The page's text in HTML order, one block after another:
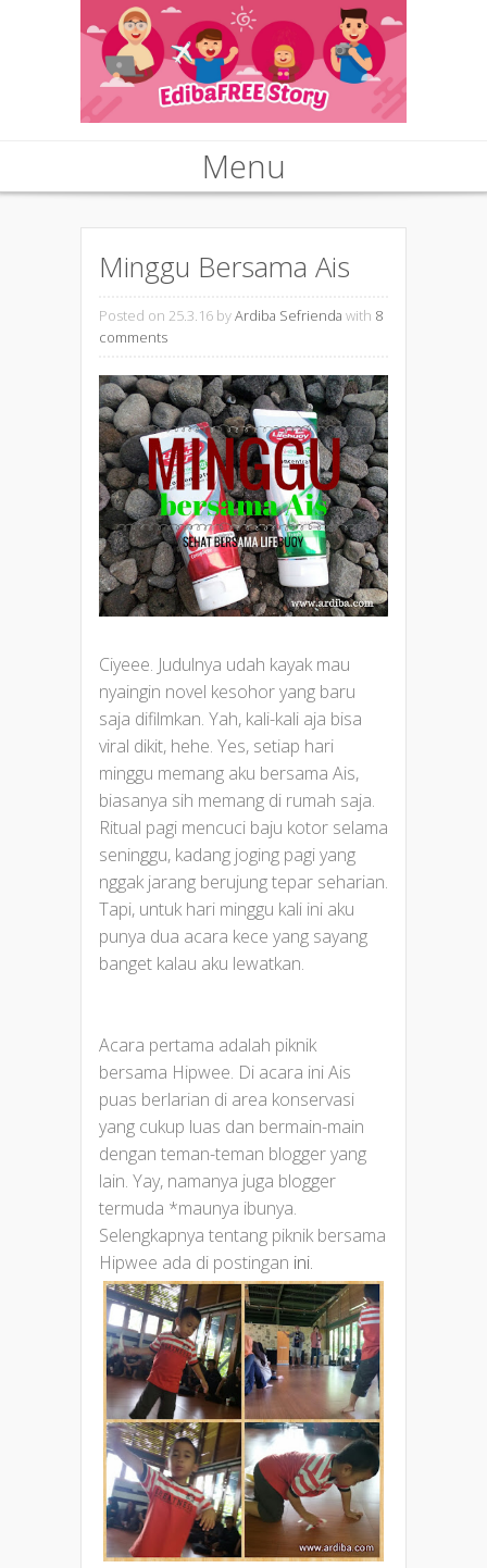
Menu
Minggu Bersama Ais
Posted on 25.3.16 byArdiba Sefrienda with 8
comments
Ciyeee. Judulnya udah kayak mau
nyaingin novel kesohor yang baru
saja difilmkan. Yah, kali-kali aja bisa
viral dikit, hehe. Yes, setiap hari
minggu memang aku bersama Ais,
biasanya sih memang di rumah saja.
Ritual pagi mencuci baju kotor selama
seninggu, kadang joging pagi yang
nggak jarang berujung tepar seharian.
Tapi, untuk hari minggu kali ini aku
punya dua acara kece yang sayang
banget kalau aku lewatkan.
Acara pertama adalah piknik
bersama Hipwee. Di acara ini Ais
puas berlarian di area konservasi
yang cukup luas dan bermain-main
dengan teman-teman blogger yang
lain. Yay, namanya juga blogger
termuda *maunya ibunya.
Selengkapnya tentang piknik bersama
Hipwee ada di postingan ini.